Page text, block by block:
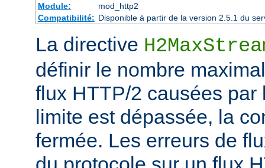
Module:
mod_http2
Compatibilité: Disponible à partir de la version 2.5.1 du
La directive
définir le nombre
flux HTTP/2 causées par
limite est dépassée, la
fermée. Les erreurs de